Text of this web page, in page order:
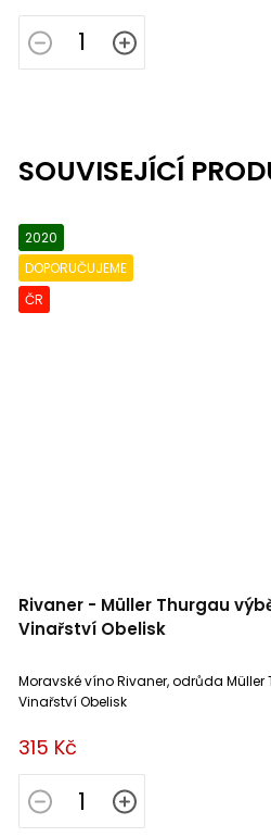
SOUVISEJÍCÍ
2020
DOPORUČUJEME
ČR
Rivaner - Müller Thurgau
Vinařství Obelisk
315 Kč
Moravské víno Rivaner, odrůda
Vinařství Obelisk